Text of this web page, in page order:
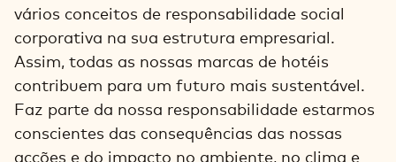
vários conceitos de responsabilidade social
corporativa na sua estrutura empresarial.
Assim, todas as nossas marcas de hotéis
contribuem para um futuro mais sustentável.
Faz parte da nossa responsabilidade estarmos
conscientes das consequências das nossas
acções e do impacto no ambiente, no clima e